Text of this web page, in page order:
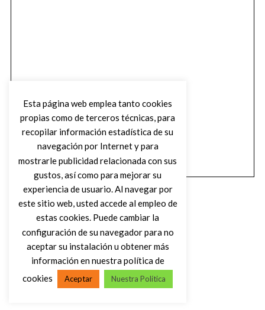
VOLVER AL INICIO
Esta página web emplea tanto cookies
propias como de terceros técnicas, para
recopilar información estadística de su
navegación por Internet y para
mostrarle publicidad relacionada con sus
gustos, así como para mejorar su
experiencia de usuario. Al navegar por
este sitio web, usted accede al empleo de
estas cookies. Puede cambiar la
configuración de su navegador para no
aceptar su instalación u obtener más
información en nuestra política de
cookies
Aceptar Nuestra Política